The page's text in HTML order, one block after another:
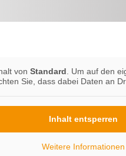
von Standard . Um auf den
Sie, dass dabei Daten an
Inhalt entsperren
Weitere Informationen